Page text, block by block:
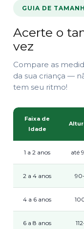
GUIA DE
Acerte o
vez
Compare as
da sua criança —
tem seu ritmo!
Faixa de
Idade
1 a 2 anos até
2 a 4 anos
4 a 6 anos
6 a 8 anos